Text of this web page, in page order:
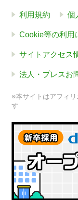
利用規約 個
Cookie等の利用
サイトアクセス
法人・プレスお
※本サイトはアフィ
す